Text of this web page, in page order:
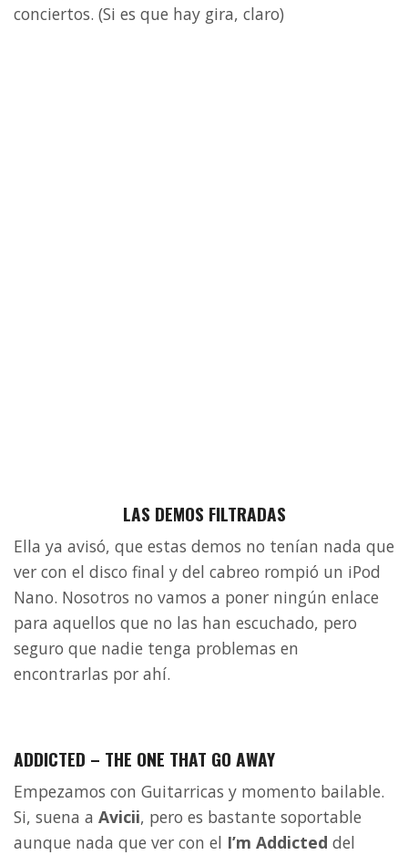
conciertos. (Si es que hay gira, claro)
LAS DEMOS FILTRADAS
Ella ya avisó, que estas demos no tenían nada que
ver con el disco final y del cabreo rompió un iPod
Nano. Nosotros no vamos a poner ningún enlace
para aquellos que no las han escuchado, pero
seguro que nadie tenga problemas en
encontrarlas por ahí.
ADDICTED – THE ONE THAT GO AWAY
Empezamos con Guitarricas y momento bailable.
Si, suena a Avicii, pero es bastante soportable
aunque nada que ver con el I’m Addicted del